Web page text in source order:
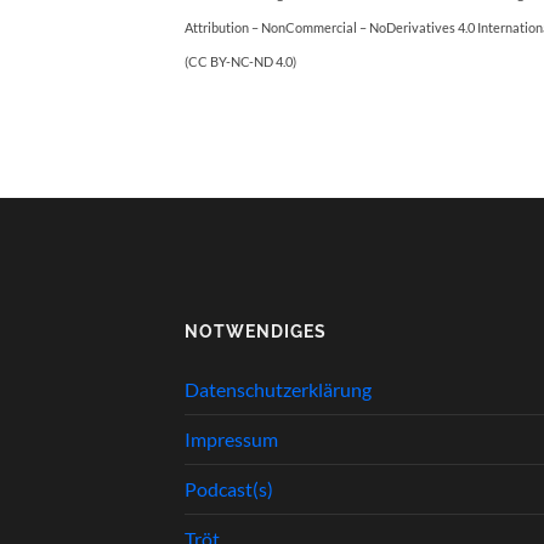
Attribution – NonCommercial – NoDerivatives 4.0
(CC BY-NC-ND 4.0)
NOTWENDIGES
Datenschutzerklärung
Impressum
Podcast(s)
Tröt